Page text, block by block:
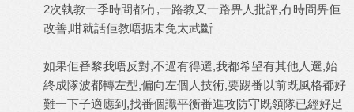
2次執教一季時間都冇,一路教又一路畀人批評,冇時間畀佢
改善,咁就話佢教唔掂未免太武斷
如果佢番黎我唔反對,不過有得選,我都希望有其他人選,始
終成隊波都轉左型,偏向左個人技術,要踢番以前既風格都好
難一下子適應到,找番個識平衡番進攻防守既領隊已經好足